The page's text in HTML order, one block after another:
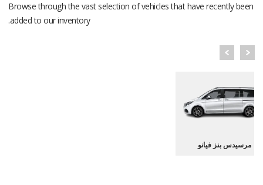
Browse through the vast selection of vehicles that have recently been
added to our inventory.
مرسيدس بنز فيانو